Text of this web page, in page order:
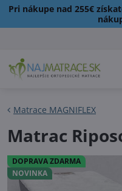
Pri nákupe nad 255€
DOPRAVA ZDARMA
NOVINKA
Matrace MAGNIFLEX
Matrac